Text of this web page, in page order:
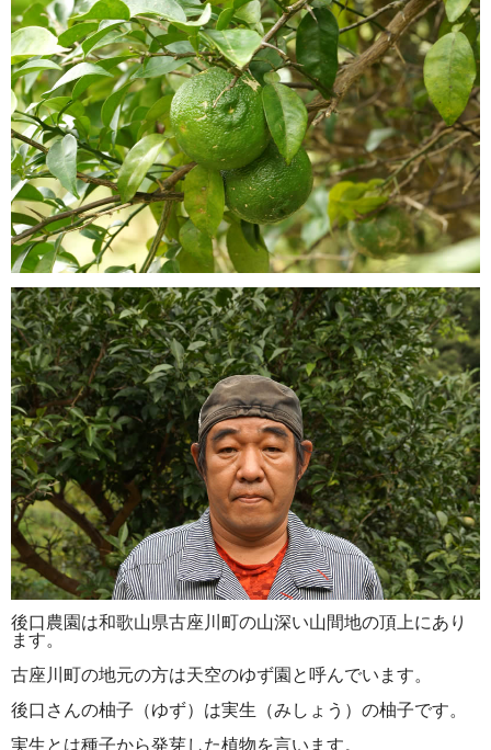
後口農園は和歌山県古座川町の山深い山間地の頂上にあり
ます。
古座川町の地元の方は天空のゆず園と呼んでいます。
後口さんの柚子（ゆず）は実生（みしょう）の柚子です。
実生とは種子から発芽した植物を言います。